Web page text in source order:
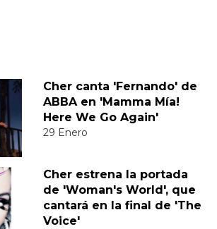
Cher canta 'Fernando' de
ABBA en 'Mamma Mía!
Here We Go Again'
29 Enero
Cher estrena la portada
de 'Woman's World', que
cantará en la final de 'The
Voice'